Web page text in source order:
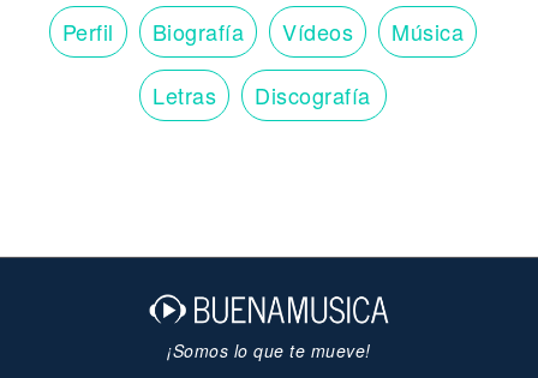
Perfil Biografía Vídeos Música
Letras Discografía
¡Somos lo que te mueve!